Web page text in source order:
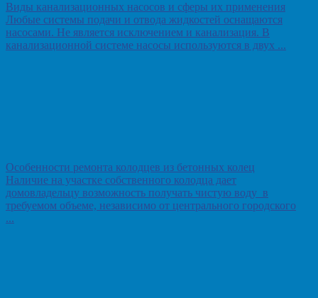
Виды канализационных насосов и сферы их применения
Любые системы подачи и отвода жидкостей оснащаются
насосами. Не является исключением и канализация. В
канализационной системе насосы используются в двух ...
Особенности ремонта колодцев из бетонных колец
Наличие на участке собственного колодца дает
домовладельцу возможность получать чистую воду в
требуемом объеме, независимо от центрального городского
...